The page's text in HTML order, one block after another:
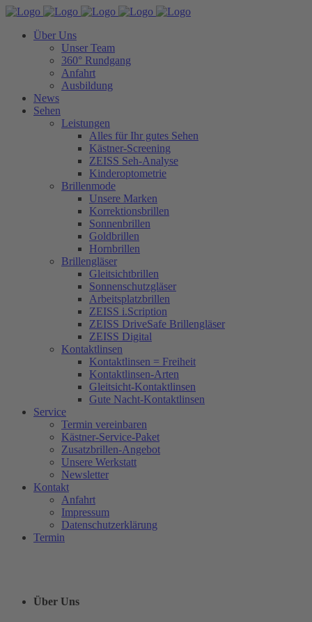
Über Uns
Unser Team
360° Rundgang
Anfahrt
Ausbildung
News
Sehen
Leistungen
Alles für Ihr gutes Sehen
Kästner-Screening
ZEISS Seh-Analyse
Kinderoptometrie
Brillenmode
Unsere Marken
Korrektionsbrillen
Sonnenbrillen
Goldbrillen
Hornbrillen
Brillengläser
Gleitsichtbrillen
Sonnenschutzgläser
Arbeitsplatzbrillen
ZEISS i.Scription
ZEISS DriveSafe Brillengläser
ZEISS Digital
Kontaktlinsen
Kontaktlinsen = Freiheit
Kontaktlinsen-Arten
Gleitsicht-Kontaktlinsen
Gute Nacht-Kontaktlinsen
Service
Termin vereinbaren
Kästner-Service-Paket
Zusatzbrillen-Angebot
Unsere Werkstatt
Newsletter
Kontakt
Anfahrt
Impressum
Datenschutzerklärung
Termin
Über Uns